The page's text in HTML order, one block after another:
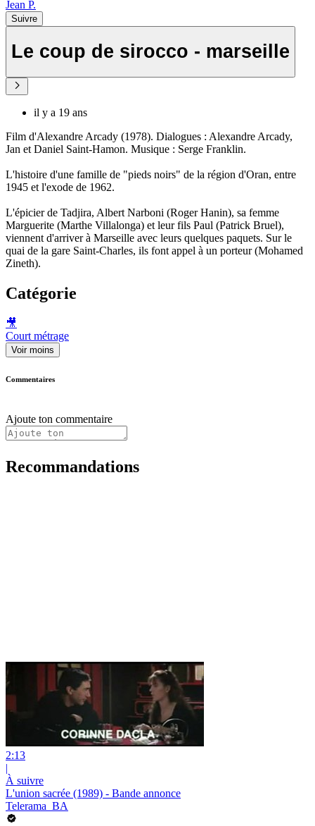
Jean P.
Suivre
Le coup de sirocco - marseille
il y a 19 ans
Film d'Alexandre Arcady (1978). Dialogues : Alexandre Arcady,
Jan et Daniel Saint-Hamon. Musique : Serge Franklin.
L'histoire d'une famille de "pieds noirs" de la région d'Oran, entre
1945 et l'exode de 1962.
L'épicier de Tadjira, Albert Narboni (Roger Hanin), sa femme
Marguerite (Marthe Villalonga) et leur fils Paul (Patrick Bruel),
viennent d'arriver à Marseille avec leurs quelques paquets. Sur le
quai de la gare Saint-Charles, ils font appel à un porteur (Mohamed
Zineth).
Catégorie
🎥
Court métrage
Voir moins
Commentaires
Ajoute ton commentaire
Recommandations
2:13
|
À suivre
L'union sacrée (1989) - Bande annonce
Telerama_BA